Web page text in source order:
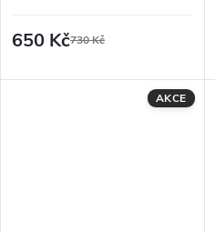
650 Kč730 Kč
AKCE